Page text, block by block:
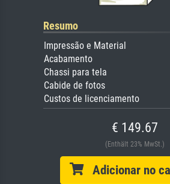
Resumo
Impressão e Material
Acabamento
Chassi para tela
Cabide de fotos
Custos de licenciamento
€ 149.67
(Enthält 23% MwSt.)
Adicionar no